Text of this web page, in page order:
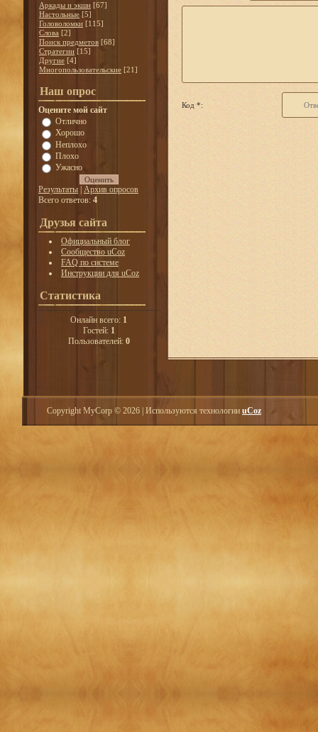
Аркады и экшн [67]
Настольные [5]
Головоломки [115]
Слова [2]
Поиск предметов [68]
Стратегии [15]
Другие [4]
Многопользовательские [21]
Наш опрос
Оцените мой сайт
Отлично
Хорошо
Неплохо
Плохо
Ужасно
Результаты | Архив опросов
Всего ответов: 4
Друзья сайта
Официальный блог
Сообщество uCoz
FAQ по системе
Инструкции для uCoz
Статистика
Онлайн всего: 1
Гостей: 1
Пользователей: 0
Код *:
Copyright MyCorp © 2026 | Используются технологии uCoz